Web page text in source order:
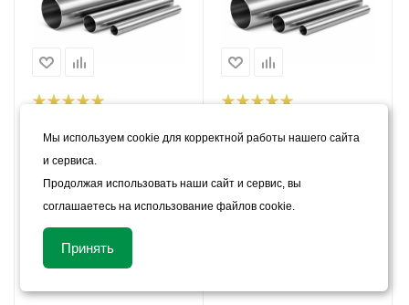
легированная 219х10 мм
Цена:
161 401руб./т
8 319.09 руб.
легированная 219х11 мм
Цена:
Мы используем cookie для корректной работы нашего сайта
и сервиса.
Продолжая использовать наши сайт и сервис, вы
соглашаетесь на использование файлов cookie.
Принять